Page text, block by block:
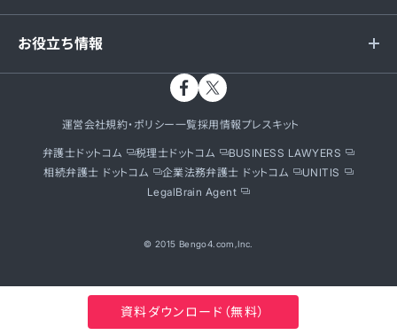
お役立ち情報
運営会社規約・ポリシー一覧採用情報プレスキット
弁護士ドットコム 税理士ドットコム
BUSINESS LAWYERS
相続弁護士 ドットコム
企業法務弁護士 ドットコム
UNITIS
LegalBrain Agent
© 2015 Bengo4.com,Inc.
資料ダウンロード（無料）